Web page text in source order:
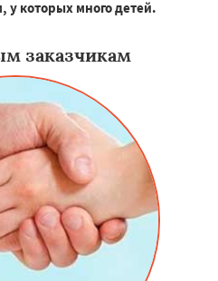
у которых много детей.
заказчикам